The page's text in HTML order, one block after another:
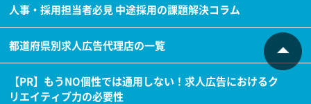
人事・採用担当者必見 中途採用の課題解決コラム
都道府県別求人広告代理店の一覧
【PR】もうNO個性では通用しない！求人広告におけるク
リエイティブ力の必要性